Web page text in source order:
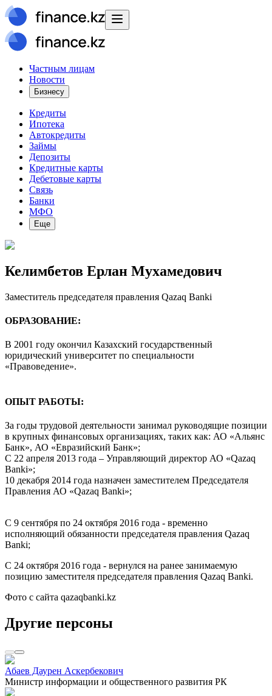
Частным лицам
Новости
Бизнесу
Кредиты
Ипотека
Автокредиты
Займы
Депозиты
Кредитные карты
Дебетовые карты
Связь
Банки
МФО
Еще
Келимбетов Ерлан Мухамедович
Заместитель председателя правления Qazaq Banki
ОБРАЗОВАНИЕ:
В 2001 году окончил Казахский государственный
юридический университет по специальности
«Правоведение».
ОПЫТ РАБОТЫ:
За годы трудовой деятельности занимал руководящие позиции
в крупных финансовых организациях, таких как: АО «Альянс
Банк», АО «Евразийский Банк»;
С 22 апреля 2013 года – Управляющий директор АО «Qazaq
Banki»;
10 декабря 2014 года назначен заместителем Председателя
Правления АО «Qazaq Banki»;
С 9 сентября по 24 октября 2016 года - временно
исполняющий обязанности председателя правления Qazaq
Banki;
С 24 октября 2016 года - вернулся на ранее занимаемую
позицию заместителя председателя правления Qazaq Banki.
Фото с сайта qazaqbanki.kz
Другие персоны
Абаев Даурен Аскербекович
Министр информации и общественного развития РК